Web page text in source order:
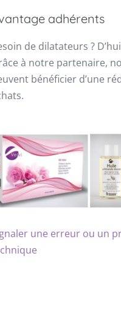
adhérents
de dilatateurs ?
à notre partenaire,
bénéficier d’une
une erreur ou un